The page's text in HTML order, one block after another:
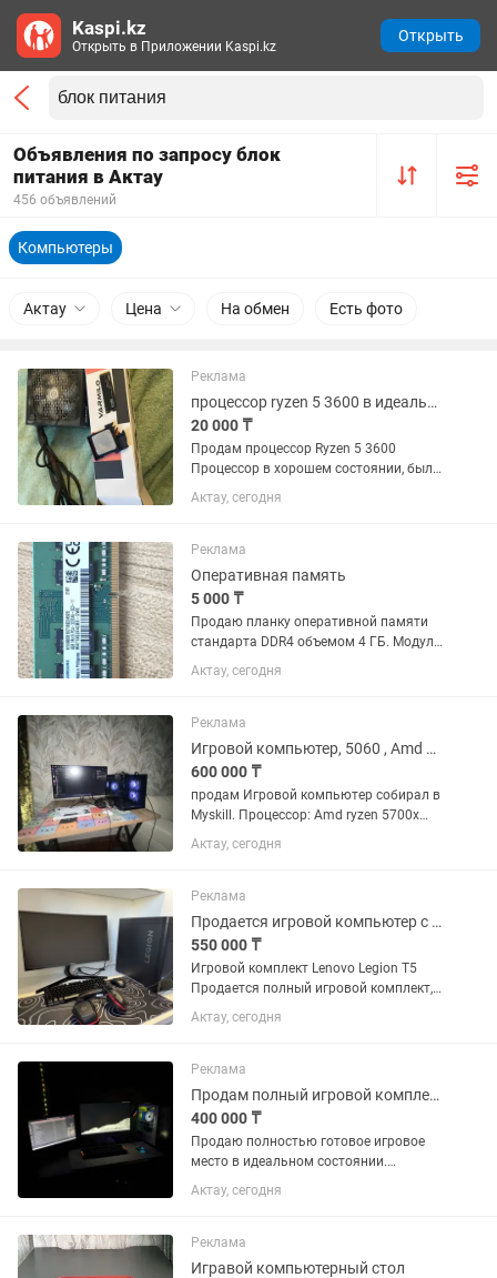
Объявления по запросу блок
питания в Актау
456 объявлений
Компьютеры
Актау Цена На обмен Есть фото
Реклама
процессор ryzen 5 3600 в идеальном состоянии
20 000 ₸
Продам процессор Ryzen 5 3600
Процессор в хорошем состоянии, был в
использовании около года. Работал
без перегревов, использовался с
Причина продажи — обновился на...
Актау, сегодня
Реклама
Оперативная память
5 000 ₸
Продаю планку оперативной памяти
стандарта DDR4 объемом 4 ГБ. Модуль
оригинальный, стоял в ноутбуке
Lenovo, работает без нареканий (снят
4 ГБ Тип памяти: DDR4...
Актау, сегодня
Реклама
Игровой компьютер, 5060 , Amd 5700x
600 000 ₸
продам Игровой компьютер собирал в
Myskill. Процессор: Amd ryzen 5700x
Охлаждение: Pccooler paladin ex400S
Оперативка: Kingstone fury beast 32g
Видеокарта:...
Актау, сегодня
Реклама
Продается игровой компьютер с полным комплектом
550 000 ₸
Игровой комплект Lenovo Legion T5
Продается полный игровой комплект,
полностью готов к использованию. Все
устройства в отличном техническом
Актау, сегодня
Реклама
Продам полный игровой комплект (SETUP) RTX 4060 i5-12400F 32 ГБ DD
400 000 ₸
Продаю полностью готовое игровое
место в идеальном состоянии.
Отличный вариант для игр, учебы,
программирования, монтажа,
не нужно — подключил и пользуйся.
Все с...
Актау, сегодня
Реклама
Игравой компьютерный стол
Kaspi.kz
Открыть в Приложении Kaspi.kz
Открыть